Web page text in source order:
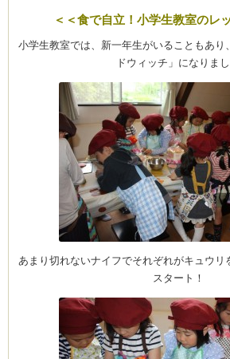
＜＜食で自立！小学生教室のレ
小学生教室では、新一年生がいることもあり
ドウィッチ」になりま
あまり切れないナイフでそれぞれがキュウリ
スタート！